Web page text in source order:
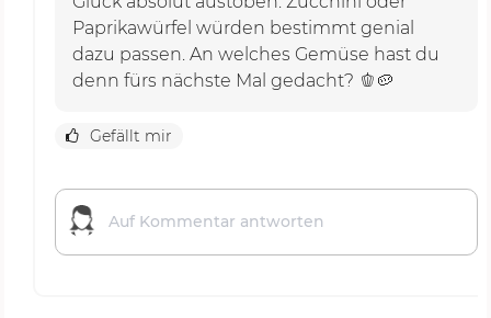
Paprikawürfel würden bestimmt genial
dazu passen. An welches Gemüse hast du
denn fürs nächste Mal gedacht? 🫑🥔
Gefällt mir